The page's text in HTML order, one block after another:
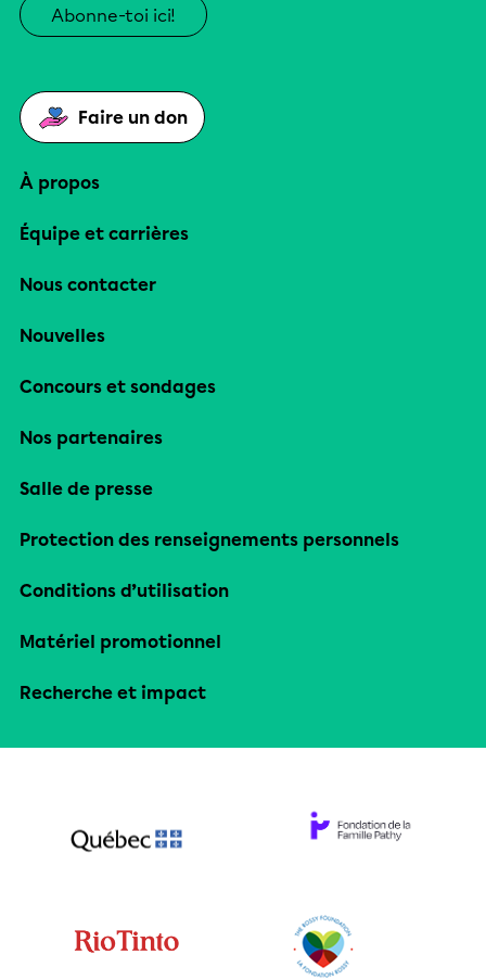
Abonne-toi ici!
Faire un don
À propos
Équipe et carrières
Nous contacter
Nouvelles
Concours et sondages
Nos partenaires
Salle de presse
Protection des renseignements personnels
Conditions d’utilisation
Matériel promotionnel
Recherche et impact